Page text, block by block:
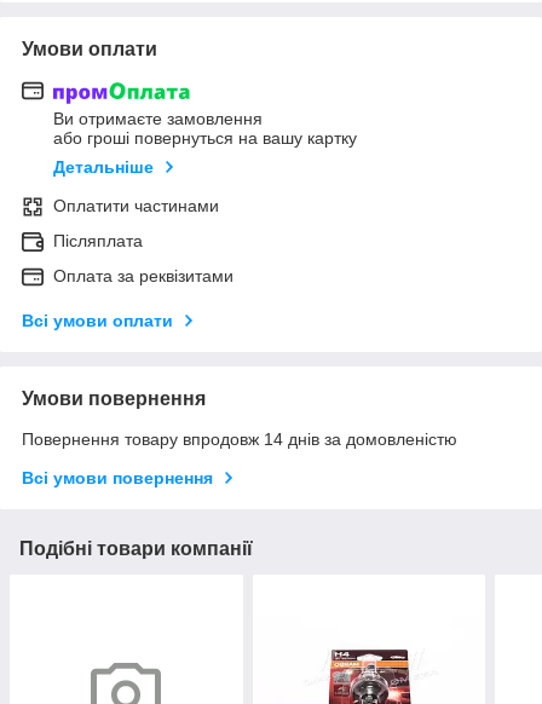
Умови оплати
Ви отримаєте замовлення
або гроші повернуться на вашу картку
Детальніше
Оплатити частинами
Післяплата
Оплата за реквізитами
Всі умови оплати
Умови повернення
Повернення товару впродовж 14 днів за домовленістю
Всі умови повернення
Подібні товари компанії